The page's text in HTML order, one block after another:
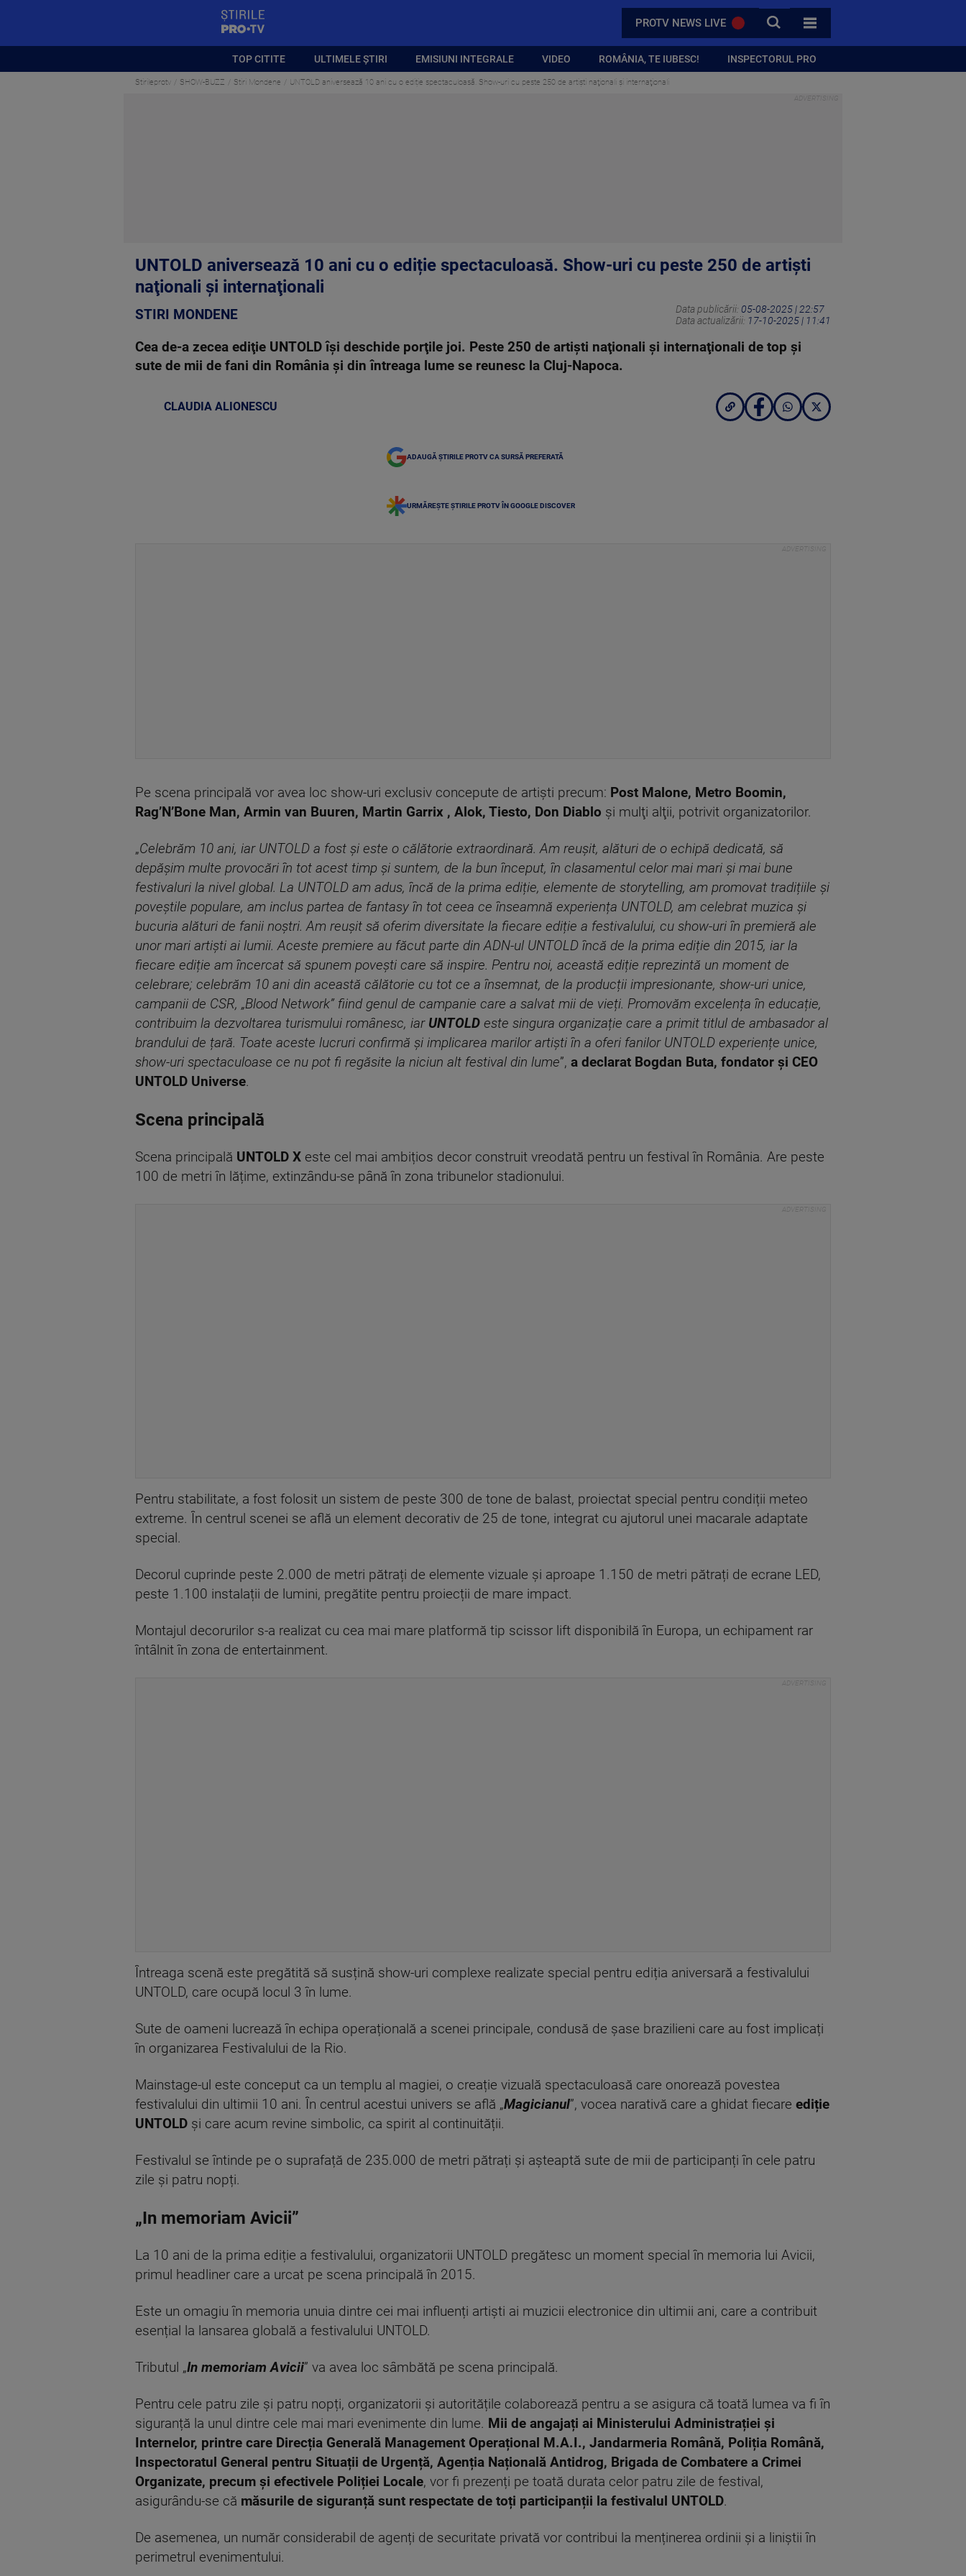
PROTV NEWS LIVE CAUTA
TOATE CATEGORIILE
TOP CITITE ULTIMELE ȘTIRI EMISIUNI INTEGRALE VIDEO ROMÂNIA, TE IUBESC! INSPECTORUL PRO
Stirileprotv SHOW-BUZZ Stiri Mondene UNTOLD aniversează 10 ani cu o ediție spectaculoasă. Show-uri cu peste 250 de artişti naţionali şi internaţionali
UNTOLD aniversează 10 ani cu o ediție spectaculoasă. Show-uri cu peste 250 de artişti
naţionali şi internaţionali
STIRI MONDENE Data publicării: 05-08-2025 | 22:57
Data actualizării: 17-10-2025 | 11:41
Cea de-a zecea ediţie UNTOLD îşi deschide porţile joi. Peste 250 de artişti naţionali şi internaţionali de top şi
sute de mii de fani din România şi din întreaga lume se reunesc la Cluj-Napoca.
CLAUDIA ALIONESCU
ADAUGĂ ȘTIRILE PROTV CA SURSĂ PREFERATĂ
URMĂREȘTE ȘTIRILE PROTV ÎN GOOGLE DISCOVER
Pe scena principală vor avea loc show-uri exclusiv concepute de artişti precum: Post Malone, Metro Boomin,
Rag’N’Bone Man, Armin van Buuren, Martin Garrix , Alok, Tiesto, Don Diablo şi mulţi alţii, potrivit organizatorilor.
„Celebrăm 10 ani, iar UNTOLD a fost și este o călătorie extraordinară. Am reușit, alături de o echipă dedicată, să
depășim multe provocări în tot acest timp și suntem, de la bun început, în clasamentul celor mai mari și mai bune
festivaluri la nivel global. La UNTOLD am adus, încă de la prima ediție, elemente de storytelling, am promovat tradițiile și
poveștile populare, am inclus partea de fantasy în tot ceea ce înseamnă experiența UNTOLD, am celebrat muzica și
bucuria alături de fanii noștri. Am reușit să oferim diversitate la fiecare ediție a festivalului, cu show-uri în premieră ale
unor mari artiști ai lumii. Aceste premiere au făcut parte din ADN-ul UNTOLD încă de la prima ediție din 2015, iar la
fiecare ediție am încercat să spunem povești care să inspire. Pentru noi, această ediție reprezintă un moment de
celebrare; celebrăm 10 ani din această călătorie cu tot ce a însemnat, de la producții impresionante, show-uri unice,
campanii de CSR, „Blood Network” fiind genul de campanie care a salvat mii de vieți. Promovăm excelența în educație,
contribuim la dezvoltarea turismului românesc, iar UNTOLD este singura organizație care a primit titlul de ambasador al
brandului de țară. Toate aceste lucruri confirmă și implicarea marilor artiști în a oferi fanilor UNTOLD experiențe unice,
show-uri spectaculoase ce nu pot fi regăsite la niciun alt festival din lume”, a declarat Bogdan Buta, fondator și CEO
UNTOLD Universe.
Scena principală
Scena principală UNTOLD X este cel mai ambițios decor construit vreodată pentru un festival în România. Are peste
100 de metri în lățime, extinzându-se până în zona tribunelor stadionului.
Pentru stabilitate, a fost folosit un sistem de peste 300 de tone de balast, proiectat special pentru condiții meteo
extreme. În centrul scenei se află un element decorativ de 25 de tone, integrat cu ajutorul unei macarale adaptate
special.
Decorul cuprinde peste 2.000 de metri pătrați de elemente vizuale și aproape 1.150 de metri pătrați de ecrane LED,
peste 1.100 instalații de lumini, pregătite pentru proiecții de mare impact.
Montajul decorurilor s-a realizat cu cea mai mare platformă tip scissor lift disponibilă în Europa, un echipament rar
întâlnit în zona de entertainment.
Întreaga scenă este pregătită să susțină show-uri complexe realizate special pentru ediția aniversară a festivalului
UNTOLD, care ocupă locul 3 în lume.
Sute de oameni lucrează în echipa operațională a scenei principale, condusă de șase brazilieni care au fost implicați
în organizarea Festivalului de la Rio.
Mainstage-ul este conceput ca un templu al magiei, o creație vizuală spectaculoasă care onorează povestea
festivalului din ultimii 10 ani. În centrul acestui univers se află „Magicianul”, vocea narativă care a ghidat fiecare ediție
UNTOLD și care acum revine simbolic, ca spirit al continuității.
Festivalul se întinde pe o suprafață de 235.000 de metri pătrați și așteaptă sute de mii de participanți în cele patru
zile și patru nopți.
„In memoriam Avicii”
La 10 ani de la prima ediție a festivalului, organizatorii UNTOLD pregătesc un moment special în memoria lui Avicii,
primul headliner care a urcat pe scena principală în 2015.
Este un omagiu în memoria unuia dintre cei mai influenți artiști ai muzicii electronice din ultimii ani, care a contribuit
esențial la lansarea globală a festivalului UNTOLD.
Tributul „In memoriam Avicii” va avea loc sâmbătă pe scena principală.
Pentru cele patru zile și patru nopți, organizatorii și autoritățile colaborează pentru a se asigura că toată lumea va fi în
siguranță la unul dintre cele mai mari evenimente din lume. Mii de angajați ai Ministerului Administrației și
Internelor, printre care Direcția Generală Management Operațional M.A.I., Jandarmeria Română, Poliția Română,
Inspectoratul General pentru Situații de Urgență, Agenția Națională Antidrog, Brigada de Combatere a Crimei
Organizate, precum și efectivele Poliției Locale, vor fi prezenți pe toată durata celor patru zile de festival,
asigurându-se că măsurile de siguranță sunt respectate de toți participanții la festivalul UNTOLD.
De asemenea, un număr considerabil de agenți de securitate privată vor contribui la menținerea ordinii și a liniștii în
perimetrul evenimentului.